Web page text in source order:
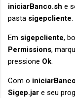
iniciarBanco.sh e
pasta sigepcliente.
Em sigepcliente,
Permissions,
pressione Ok.
Com o
Sigep.jar e seu